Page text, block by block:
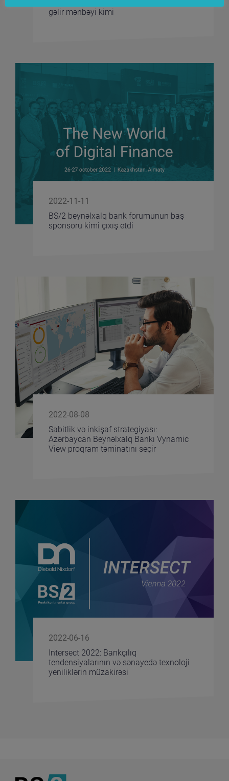
gəlir mənbəyi kimi
2022-11-11
BS/2 beynəlxalq bank forumunun baş
sponsoru kimi çıxış etdi
2022-08-08
Sabitlik və inkişaf strategiyası:
Azərbaycan Beynəlxalq Bankı Vynamic
View proqram təminatını seçir
2022-06-16
Intersect 2022: Bankçılıq
tendensiyalarının və sənayedə texnoloji
yeniliklərin müzakirəsi